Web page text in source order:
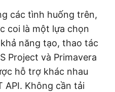
các tình huống trên,
coi là một lựa chọn
năng tạo, thao tác
Project và Primavera
hỗ trợ khác nhau
API. Không cần tải